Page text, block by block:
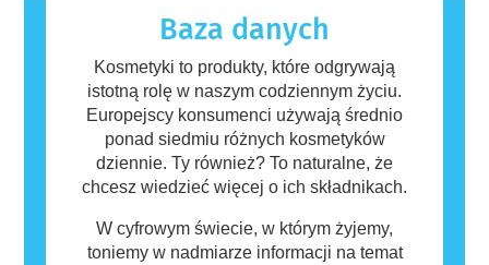
funkcjonowania układu hormonalnego.
mogą zawierać składniki, które dla niektórych
osób mogą okazać się alergizujące. Nie
oznacza to jednak, że produkt nie jest
bezpieczny dla innych.
Baza danych
Kosmetyki to produkty, które odgrywają
istotną rolę w naszym codziennym życiu.
Europejscy konsumenci używają średnio
ponad siedmiu różnych kosmetyków
dziennie. Ty również? To naturalne, że
chcesz wiedzieć więcej o ich składnikach.
W cyfrowym świecie, w którym żyjemy,
toniemy w nadmiarze informacji na temat